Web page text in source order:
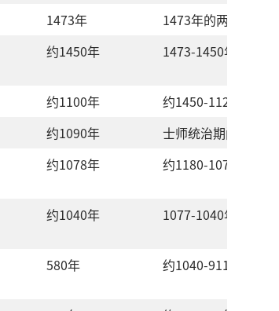
1473年 1473年的两
约1450年 1473-1450年
约1100年 约1450-1120
约1090年 士师统治期间
约1078年 约1180-1078
约1040年 1077-1040年
580年 约1040-911